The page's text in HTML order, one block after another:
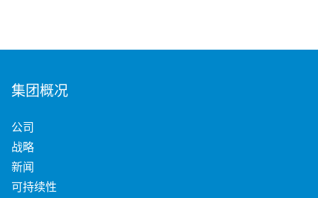
集团概况
公司
战略
新闻
可持续性